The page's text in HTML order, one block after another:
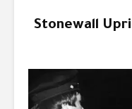
15. Stonewall